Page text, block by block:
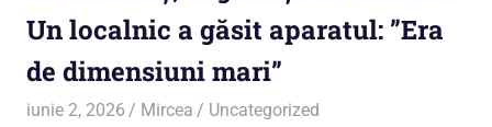
Un localnic a găsit aparatul: ”Era
de dimensiuni mari”
iunie 2, 2026 Mircea Uncategorized